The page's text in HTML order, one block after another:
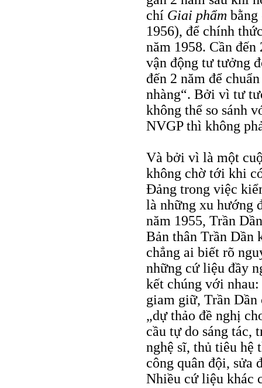
chí Giai phẩm bằng
1956), để chính
năm 1958. Cần
vận động tư tưởng
đến 2 năm để
nhàng“. Bởi vì tư
không thể so sánh
NVGP thì không
Và bởi vì là một
không chờ tới khi
Đảng trong việc
là những xu hướng
năm 1955, Trần
Bản thân Trần Dần
chẳng ai biết rõ
những cứ liệu đầy
kết chúng với
giam giữ, Trần Dần
„dự thảo đề nghị
cầu tự do sáng tác,
nghệ sĩ, thủ tiêu hệ
công quân đội, sửa
Nhiều cứ liệu khác